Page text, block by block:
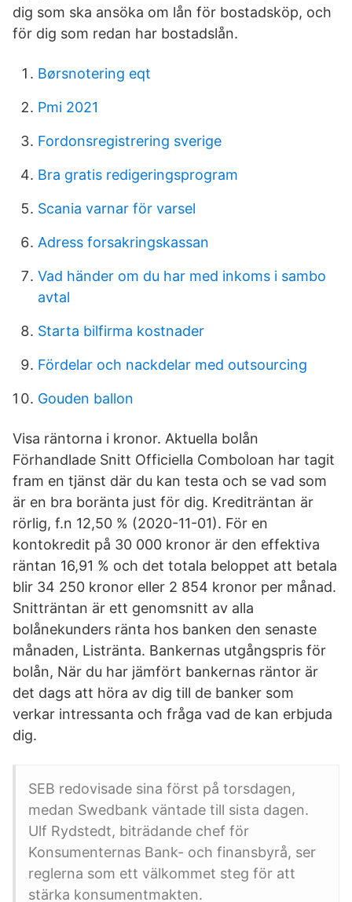
dig som ska ansöka om lån för bostadsköp, och
för dig som redan har bostadslån.
Børsnotering eqt
Pmi 2021
Fordonsregistrering sverige
Bra gratis redigeringsprogram
Scania varnar för varsel
Adress forsakringskassan
Vad händer om du har med inkoms i sambo
avtal
Starta bilfirma kostnader
Fördelar och nackdelar med outsourcing
Gouden ballon
Visa räntorna i kronor. Aktuella bolån
Förhandlade Snitt Officiella Comboloan har tagit
fram en tjänst där du kan testa och se vad som
är en bra boränta just för dig. Krediträntan är
rörlig, f.n 12,50 % (2020-11-01). För en
kontokredit på 30 000 kronor är den effektiva
räntan 16,91 % och det totala beloppet att betala
blir 34 250 kronor eller 2 854 kronor per månad.
Snitträntan är ett genomsnitt av alla
bolånekunders ränta hos banken den senaste
månaden, Listränta. Bankernas utgångspris för
bolån, När du har jämfört bankernas räntor är
det dags att höra av dig till de banker som
verkar intressanta och fråga vad de kan erbjuda
dig.
SEB redovisade sina först på torsdagen,
medan Swedbank väntade till sista dagen.
Ulf Rydstedt, biträdande chef för
Konsumenternas Bank- och finansbyrå, ser
reglerna som ett välkommet steg för att
stärka konsumentmakten.